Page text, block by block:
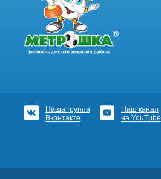
Наша группа
Вконтакте
Наш канал
на YouTube